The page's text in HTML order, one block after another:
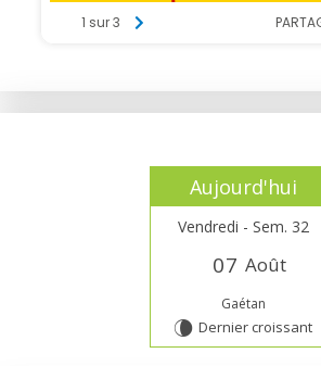
Aujourd'hui
Vendredi - Sem. 32
07 Août
Gaétan
V Dernier croissant